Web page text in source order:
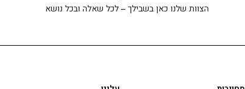
הצוות שלנו כאן בשבילך – לכל שאלה ובכל נושא